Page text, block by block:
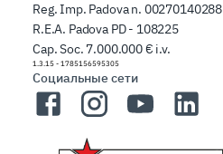
Reg. Imp. Padova n. 00270140288
R.E.A. Padova PD - 108225
Cap. Soc. 7.000.000 € i.v.
1.3.15 - 1785156595305
Социальные сети
FacebookInstagramYouTubeLinkedIn